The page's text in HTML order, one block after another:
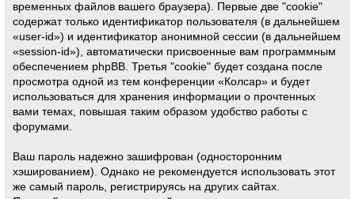
временных файлов вашего браузера). Первые две "cookie"
содержат только идентификатор пользователя (в дальнейшем
«user-id») и идентификатор анонимной сессии (в дальнейшем
«session-id»), автоматически присвоенные вам программным
обеспечением phpBB. Третья "cookie" будет создана после
просмотра одной из тем конференции «Колсар» и будет
использоваться для хранения информации о прочтенных
вами темах, повышая таким образом удобство работы с
форумами.
Ваш пароль надежно зашифрован (односторонним
хэшированием). Однако не рекомендуется использовать этот
же самый пароль, регистрируясь на других сайтах.